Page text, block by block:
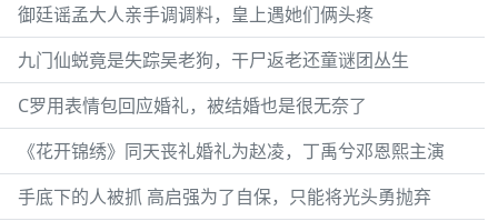
御廷谣孟大人亲手调调料，皇上遇她们俩头疼
九门仙蜕竟是失踪吴老狗，干尸返老还童谜团丛生
C罗用表情包回应婚礼，被结婚也是很无奈了
《花开锦绣》同天丧礼婚礼为赵凌，丁禹兮邓恩熙主演
手底下的人被抓 高启强为了自保，只能将光头勇抛弃